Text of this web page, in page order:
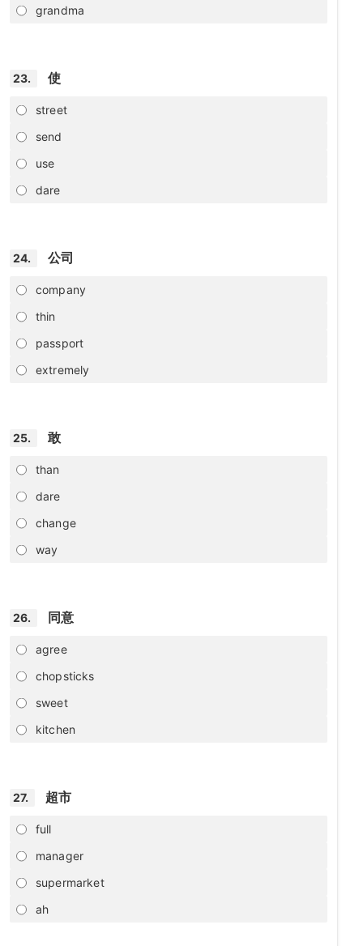
grandma
23. 使
street
send
use
dare
24. 公司
company
thin
passport
extremely
25. 敢
than
dare
change
way
26. 同意
agree
chopsticks
sweet
kitchen
27. 超市
full
manager
supermarket
ah